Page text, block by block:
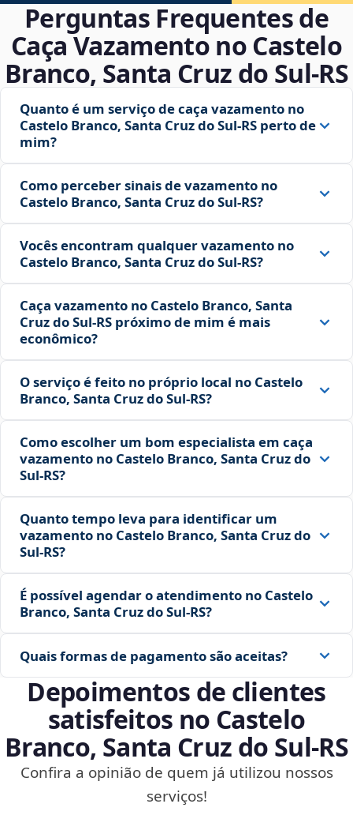
Perguntas Frequentes de
Caça Vazamento no Castelo
Branco, Santa Cruz do Sul‑RS
Quanto é um serviço de caça vazamento no
Castelo Branco, Santa Cruz do Sul‑RS perto de
mim?
Como perceber sinais de vazamento no
Castelo Branco, Santa Cruz do Sul‑RS?
Vocês encontram qualquer vazamento no
Castelo Branco, Santa Cruz do Sul‑RS?
Caça vazamento no Castelo Branco, Santa
Cruz do Sul‑RS próximo de mim é mais
econômico?
O serviço é feito no próprio local no Castelo
Branco, Santa Cruz do Sul‑RS?
Como escolher um bom especialista em caça
vazamento no Castelo Branco, Santa Cruz do
Sul‑RS?
Quanto tempo leva para identificar um
vazamento no Castelo Branco, Santa Cruz do
Sul‑RS?
É possível agendar o atendimento no Castelo
Branco, Santa Cruz do Sul‑RS?
Quais formas de pagamento são aceitas?
Depoimentos de clientes
satisfeitos no Castelo
Branco, Santa Cruz do Sul‑RS
Confira a opinião de quem já utilizou nossos
serviços!